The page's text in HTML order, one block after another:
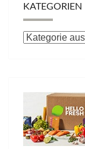
KATEGORIEN
Kategorien